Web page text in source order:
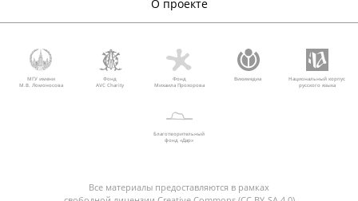
О проекте
МГУ имени
М.В. Ломоносова
Фонд
AVC Charity
Фонд
Михаила Прохорова
Викимедиа
Национальный корпус
русского языка
Благотворительный
фонд «Дар»
Все материалы предоставляются в рамках